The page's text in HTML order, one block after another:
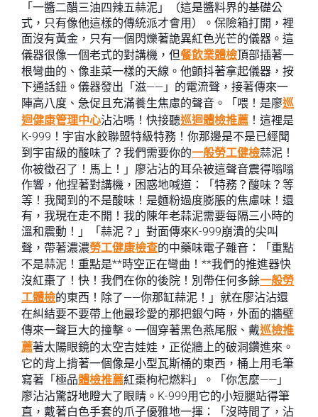
「一醬二醋三油四辣五蒜泥」（這是醬料界的基礎公
式，只有像他這樣的傳統派才會用）。保險箱打開，裡
面沒有黃金，只有一個閃爍著詭異紅色光芒的儀器。這
儀器很像一個老式的對講機，但餐飲業體檢頂部插著一
根彎曲的、像韭菜一樣的天線。他顫抖著拿起儀器，按
下通話鈕。儀器發出「滋——」的電流聲，接著傳來一
陣高八度、急促且充滿養生焦慮的聲音。「喂！是廖巡
迴健康管理中心沾沾嗎！快接聽巡迴體檢推薦 ！這裡是
K-999！宇宙水餃聯盟特級特務！你那邊是不是已經聞
到宇宙級的酸味了？我們需要你的一般勞工健檢蒜泥！
你被徵召了！馬上！」廖沾沾的耳朵被這聲音震得嗡嗡
作響，他捏著對講機，困惑地喊道：「特務？酸味？等
等！我聞到的不是酸味！是麵粉過度膨脹的焦慮味！還
有，我現在走不開！我的陳年老蒜泥需要每隔三小時的
溫和震動！」「蒜泥？」對面傳來K-999崩潰的尖叫
聲，帶著濃濃勞工健康檢查的中藥味電子雜音：「重點
不是蒜泥！重點是**時空正在彎曲！**我們的推進器快
沒紅棗了！快！我們在你的後院！別帶任何多餘一般勞
工體檢的東西！除了——你那缸蒜泥！」就在廖沾沾還
在糾結要不要帶上他最珍愛的那把銀勺時，外面的牆壁
傳來一聲巨大的撞擊。一個穿著黑色燕尾服、戴巡檢推
薦著太陽眼鏡的太空吉娃娃，正從牆上的破洞鑽進來。
它的背上揹著一個像是小型瓦斯桶的東西，桶上用毛筆
寫著「極品體檢推薦紅棗枸杞燃料」。「你怎麼——」
廖沾沾驚訝地瞪大了眼睛。K-999用它的小短腿站得筆
直，戴著白色手套的爪子優雅地一揮：「沒時間了，沾